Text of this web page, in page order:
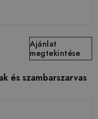
Ajánlat
megtekintése
és szambarszarvas